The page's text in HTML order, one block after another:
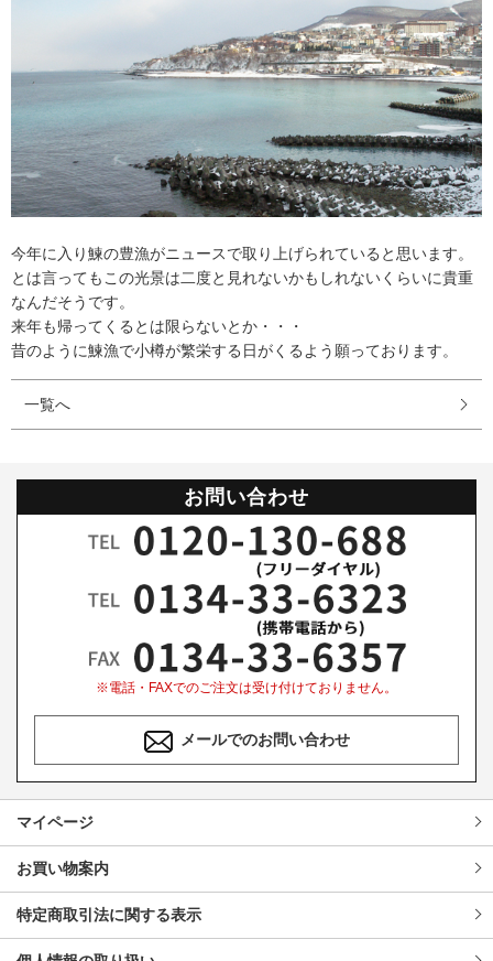
今年に入り鰊の豊漁がニュースで取り上げられていると思います。
とは言ってもこの光景は二度と見れないかもしれないくらいに貴重
なんだそうです。
来年も帰ってくるとは限らないとか・・・
昔のように鰊漁で小樽が繁栄する日がくるよう願っております。
一覧へ
お問い合わせ
※電話・FAXでのご注文は受け付けておりません。
メールでのお問い合わせ
マイページ
お買い物案内
特定商取引法に関する表示